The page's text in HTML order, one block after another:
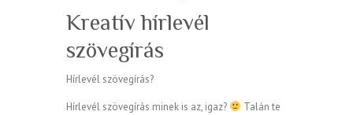
Kreatív hírlevél
szövegírás
Hírlevél szövegírás?
Hírlevél szövegírás minek is az, igaz?
Talán te